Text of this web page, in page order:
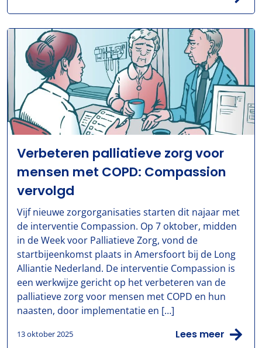
Verbeteren palliatieve zorg voor
mensen met COPD: Compassion
vervolgd
Vijf nieuwe zorgorganisaties starten dit najaar met
de interventie Compassion. Op 7 oktober, midden
in de Week voor Palliatieve Zorg, vond de
startbijeenkomst plaats in Amersfoort bij de Long
Alliantie Nederland. De interventie Compassion is
een werkwijze gericht op het verbeteren van de
palliatieve zorg voor mensen met COPD en hun
naasten, door implementatie en […]
13 oktober 2025 Lees meer